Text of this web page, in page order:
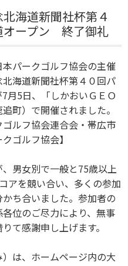
海道新聞社杯第４
オープン 終了御礼
パークゴルフ協会の主催
海道新聞社杯第４０回パ
月5日、「しかおいＧＥＯ
町）で開催されました。
ゴルフ協会連合会・帯広市
ゴルフ協会】
男女別で一般と75歳以上
アを競い合い、多くの参加
ち合いました。参加者の
位のご尽力により、無事
て感謝申し上げます。
は、ホームページ内の大